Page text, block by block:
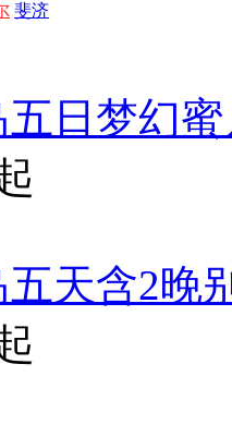
斐济
五日梦幻
天含2晚